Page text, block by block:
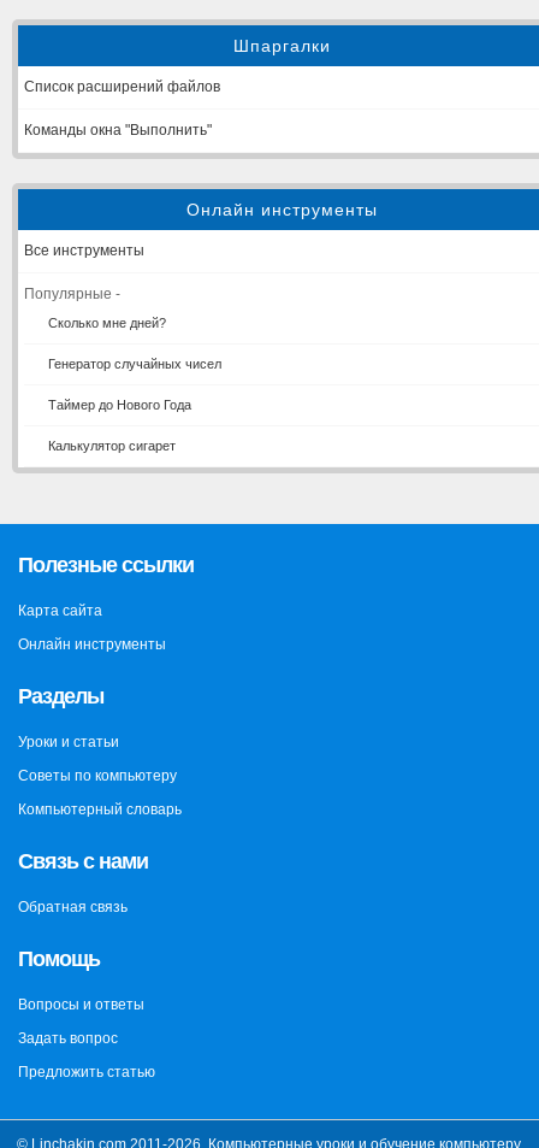
Шпаргалки
Список расширений файлов
Команды окна "Выполнить"
Онлайн инструменты
Все инструменты
Популярные -
Сколько мне дней?
Генератор случайных чисел
Таймер до Нового Года
Калькулятор сигарет
Полезные ссылки
Карта сайта
Онлайн инструменты
Разделы
Уроки и статьи
Советы по компьютеру
Компьютерный словарь
Связь с нами
Обратная связь
Помощь
Вопросы и ответы
Задать вопрос
Предложить статью
© Linchakin.com 2011-2026. Компьютерные уроки и обучение компьютеру.